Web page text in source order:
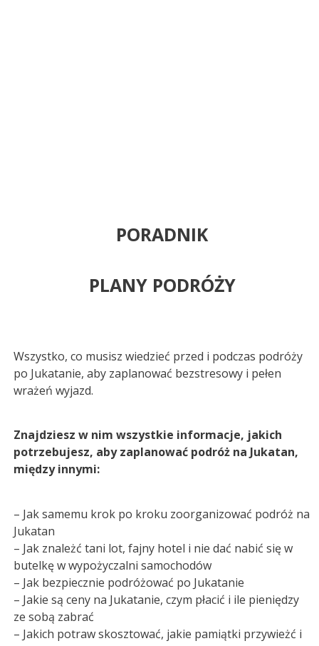
PORADNIK
PLANY PODRÓŻY
Wszystko, co musisz wiedzieć przed i podczas podróży
po Jukatanie, aby zaplanować bezstresowy i pełen
wrażeń wyjazd.
Znajdziesz w nim wszystkie informacje, jakich
potrzebujesz, aby zaplanować podróż na Jukatan,
między innymi:
– Jak samemu krok po kroku zoorganizować podróż na
Jukatan
– Jak znależć tani lot, fajny hotel i nie dać nabić się w
butelkę w wypożyczalni samochodów
– Jak bezpiecznie podróżować po Jukatanie
– Jakie są ceny na Jukatanie, czym płacić i ile pieniędzy
ze sobą zabrać
– Jakich potraw skosztować, jakie pamiątki przywieżć i